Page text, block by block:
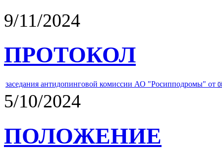
9/11/2024
ПРОТОКОЛ
заседания антидопинговой комиссии АО "Росипподромы" от
5/10/2024
ПОЛОЖЕНИЕ